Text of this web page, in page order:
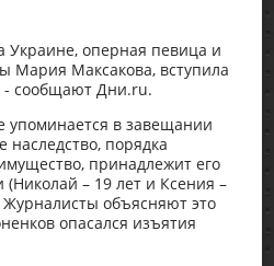
Украине, оперная певица и
Мария Максакова, вступила
- сообщают Дни.ru.
упоминается в завещании
наследство, порядка
принадлежит его
– 19 лет и Ксения –
Журналисты объясняют это
опасался изъятия